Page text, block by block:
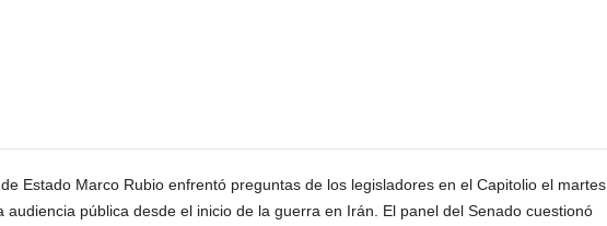
Estado Marco Rubio enfrentó preguntas de los legisladores en el Capitolio el martes
audiencia pública desde el inicio de la guerra en Irán. El panel del Senado cuestionó